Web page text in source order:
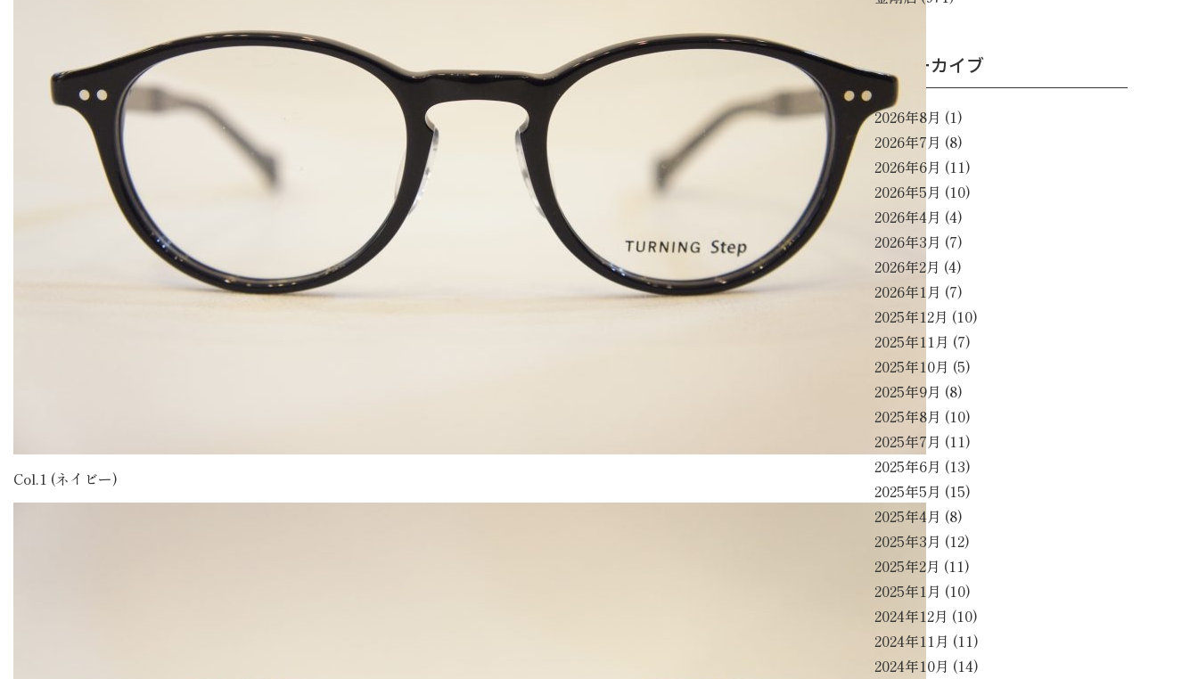
Col.1 (ネイビー)
年月アーカイブ
2026年8月 (1)
2026年7月 (8)
2026年6月 (11)
2026年5月 (10)
2026年4月 (4)
2026年3月 (7)
2026年2月 (4)
2026年1月 (7)
2025年12月 (10)
2025年11月 (7)
2025年10月 (5)
2025年9月 (8)
2025年8月 (10)
2025年7月 (11)
2025年6月 (13)
2025年5月 (15)
2025年4月 (8)
2025年3月 (12)
2025年2月 (11)
2025年1月 (10)
2024年12月 (10)
2024年11月 (11)
2024年10月 (14)